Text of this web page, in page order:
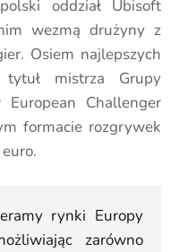
oddział Ubisoft
wezmą drużyny z
Osiem najlepszych
mistrza Grupy
Challenger
formacie rozgrywek
rynki Europy
zarówno